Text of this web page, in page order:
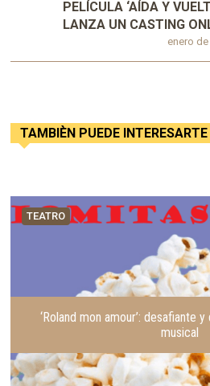
enero
PELÍCULA ‘AÍDA Y
LANZA UN CASTING
TAMBIÈN PUEDE INTERESARTE
TEATRO
‘Roland mon amour’: desafiante
musical